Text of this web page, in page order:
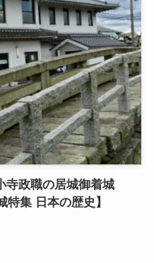
寺政職の居城御着城
特集 日本の歴史】